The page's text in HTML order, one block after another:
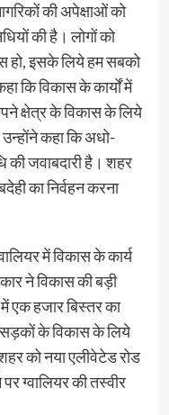
की अपेक्षाओं को
की है। लोगों को
हो, इसके लिये हम सबको
कि विकास के कार्यों में
क्षेत्र के विकास के लिये
उन्होंने कहा कि अधो-
की जवाबदारी है। शहर
का निर्वहन करना
में विकास के कार्य
ने विकास की बड़ी
एक हजार बिस्तर का
सड़कों के विकास के लिये
को नया एलीवेटेड रोड
ग्वालियर की तस्वीर